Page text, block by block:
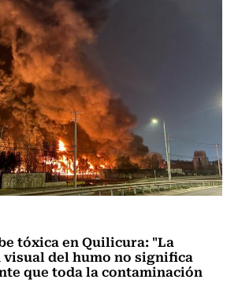
tóxica en Quilicura: "La
del humo no significa
que toda la contaminación